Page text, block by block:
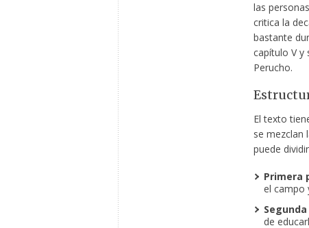
las
critica la
bastante
capítulo V y
Perucho.
El texto
se mezclan
puede
Primera
el campo
de